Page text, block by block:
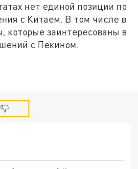
нет единой позиции по
с Китаем. В том числе в
которые заинтересованы в
с Пекином.